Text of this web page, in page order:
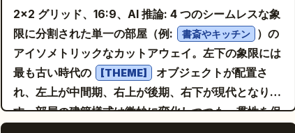
力回転数 6000 RPM、最大出力トルク 320 N-m、効
率 94%、重量 3.7 kg。その下に、遊星歯車セットの
機能概要を説明する段落を追加する。内容は、複数の
遊星ギアが中央のサンギアの周りを回転しながら内歯
車と噛み合うことで、負荷を分散し、コンパクトなド
る。見出しの下に、「
実績 」と書かれた小さな中央
揃えのベージュのタブラベルを付ける。厚みのある押
し出しボクセル文字を使用する。 中央レイアウト：見
出しの下に、装飾的な階段状の枠が付いた大きなクリ
ーム色のパネルを作成する。パネル内を左側のチェッ
クリスト、中央のワークフロー図、右側のチェックリ
ストの 3 つの垂直ゾーンに分割する。ゾーン間には点
2x2 グリッド、16:9、AI 推論: 4 つのシームレスな象
限に分割された単一の部屋（例:
書斎やキッチン
）の
アイソメトリックなカットアウェイ。左下の象限には
最も古い時代の
[THEME]
オブジェクトが配置さ
れ、左上が中間期、右上が後期、右下が現代となりま
す。部屋の建築様式は微妙に変化しつつも一貫性を保